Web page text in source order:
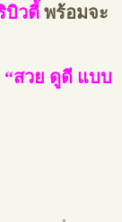
บิวตี้พร้อมจะ
“สวย ดูดี แบบ